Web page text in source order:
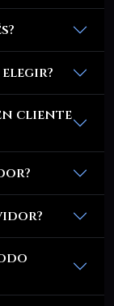
elegir?
cliente